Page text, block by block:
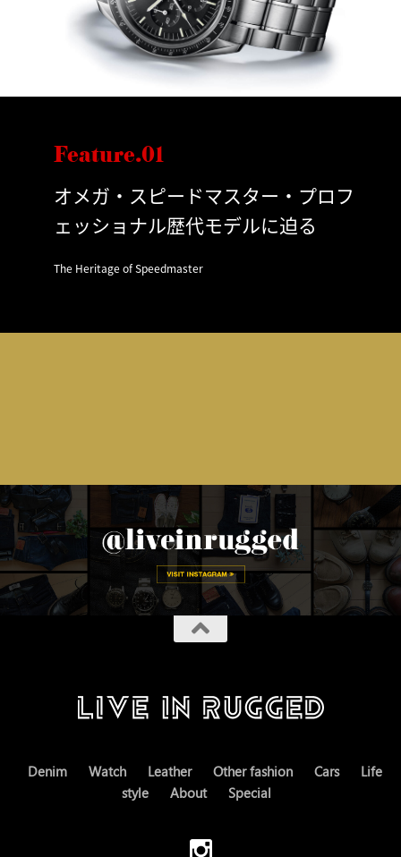
Feature.01
オメガ・スピードマスター・プロフ
ェッショナル歴代モデルに迫る
The Heritage of Speedmaster
Denim Watch Leather Other fashion Cars
Life
style
About Special